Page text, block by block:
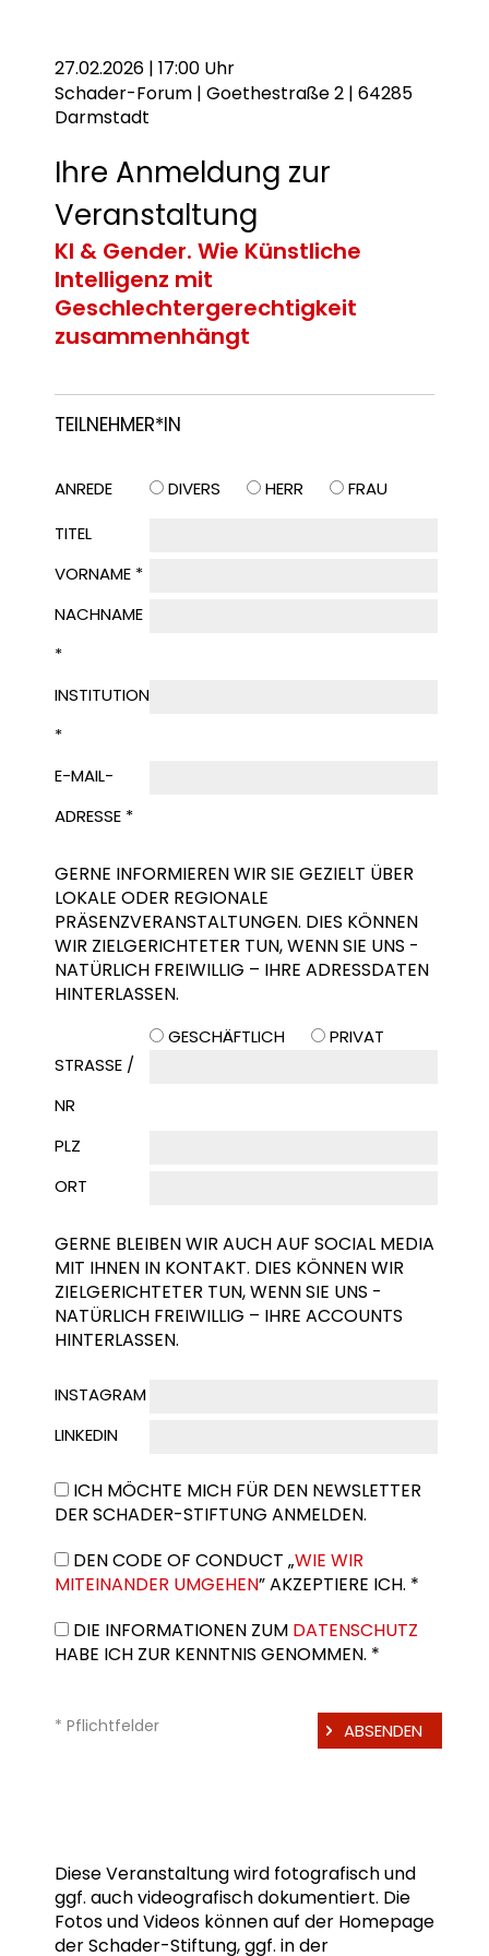
27.02.2026 | 17:00 Uhr
Schader-Forum | Goethestraße 2 | 64285
Darmstadt
Ihre Anmeldung zur
Veranstaltung
KI & Gender. Wie Künstliche
Intelligenz mit
Geschlechtergerechtigkeit
zusammenhängt
TEILNEHMER*IN
ANREDE DIVERS HERR
FRAU
TITEL
VORNAME *
NACHNAME
*
INSTITUTION
*
E-MAIL-
ADRESSE *
GERNE INFORMIEREN WIR SIE GEZIELT ÜBER
LOKALE ODER REGIONALE
PRÄSENZVERANSTALTUNGEN. DIES KÖNNEN
WIR ZIELGERICHTETER TUN, WENN SIE UNS -
NATÜRLICH FREIWILLIG – IHRE ADRESSDATEN
HINTERLASSEN.
GESCHÄFTLICH
PRIVAT
STRASSE / N
R
PLZ
ORT
GERNE BLEIBEN WIR AUCH AUF SOCIAL MEDIA
MIT IHNEN IN KONTAKT. DIES KÖNNEN WIR
ZIELGERICHTETER TUN, WENN SIE UNS -
NATÜRLICH FREIWILLIG – IHRE ACCOUNTS
HINTERLASSEN.
INSTAGRAM
LINKEDIN
ICH MÖCHTE MICH FÜR DEN NEWSLETTER
DER SCHADER-STIFTUNG ANMELDEN.
DEN CODE OF CONDUCT „WIE WIR
MITEINANDER UMGEHEN” AKZEPTIERE ICH. *
DIE INFORMATIONEN ZUM DATENSCHUTZ
HABE ICH ZUR KENNTNIS GENOMMEN. *
* Pflichtfelder
Diese Veranstaltung wird fotografisch und
ggf. auch videografisch dokumentiert. Die
Fotos und Videos können auf der Homepage
der Schader-Stiftung, ggf. in der